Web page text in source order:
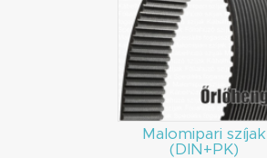
Malomipari szíjak
(DIN+PK)